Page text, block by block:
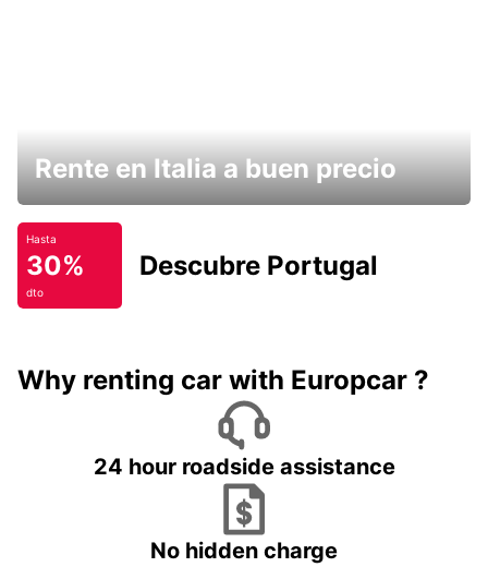
Rente en Italia a buen precio
Hasta
30%
dto
Descubre Portugal
Why renting car with Europcar ?
24 hour roadside assistance
No hidden charge